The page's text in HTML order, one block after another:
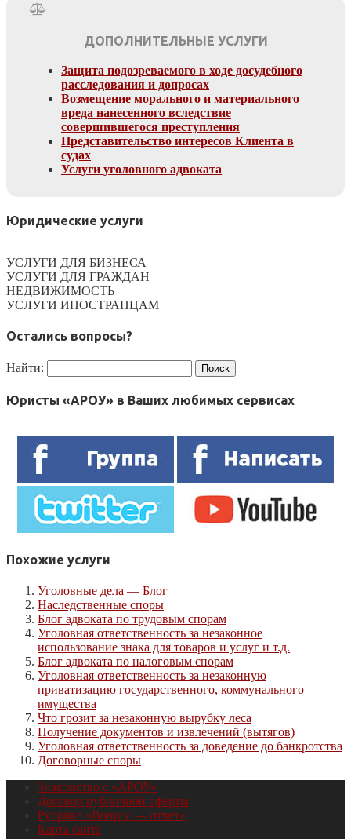
ДОПОЛНИТЕЛЬНЫЕ УСЛУГИ
Защита подозреваемого в ходе досудебного
расследования и допросах
Возмещение морального и материального
вреда нанесенного вследствие
совершившегося преступления
Представительство интересов Клиента в
судах
Услуги уголовного адвоката
Юридические услуги
УСЛУГИ ДЛЯ БИЗНЕСА
УСЛУГИ ДЛЯ ГРАЖДАН
НЕДВИЖИМОСТЬ
УСЛУГИ ИНОСТРАНЦАМ
Остались вопросы?
Найти:
Юристы «АРОУ» в Ваших любимых сервисах
Похожие услуги
Уголовные дела — Блог
Наследственные споры
Блог адвоката по трудовым спорам
Уголовная ответственность за незаконное
использование знака для товаров и услуг и т.д.
Блог адвоката по налоговым спорам
Уголовная ответственность за незаконную
приватизацию государственного, коммунального
имущества
Что грозит за незаконную вырубку леса
Получение документов и извлечений (вытягов)
Уголовная ответственность за доведение до банкротства
Договорные споры
Знакомство с «АРОУ»
Договор публичной оферты
Рубрика «Вопрос — ответ»
Карта сайта